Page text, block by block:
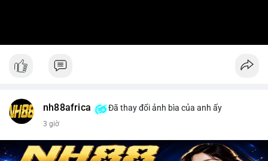
nh88africa Đã thay đổi ảnh bìa của anh ấy
3 giờ